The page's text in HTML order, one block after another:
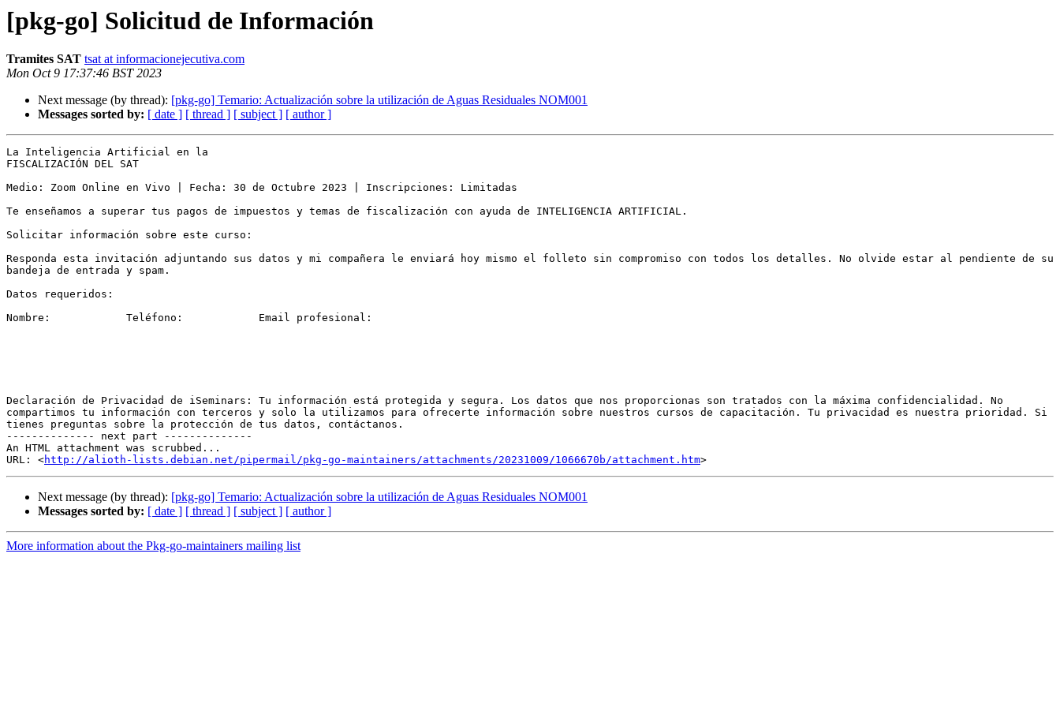
[pkg-go] Solicitud de Información
Tramites SAT tsat at informacionejecutiva.com
Mon Oct 9 17:37:46 BST 2023
Next message (by thread): [pkg-go] Temario: Actualización sobre la utilización de Aguas Residuales NOM001
Messages sorted by: [ date ] [ thread ] [ subject ] [ author ]
La Inteligencia Artificial en la
FISCALIZACIÓN DEL SAT
Medio: Zoom Online en Vivo | Fecha: 30 de Octubre 2023 | Inscripciones: Limitadas
Te enseñamos a superar tus pagos de impuestos y temas de fiscalización con ayuda de INTELIGENCIA ARTIFICIAL.
Solicitar información sobre este curso:
Responda esta invitación adjuntando sus datos y mi compañera le enviará hoy mismo el folleto sin compromiso con todos los detalles. No olvide estar al pendiente de su
bandeja de entrada y spam.
Datos requeridos:
Nombre:            Teléfono:            Email profesional:
Declaración de Privacidad de iSeminars: Tu información está protegida y segura. Los datos que nos proporcionas son tratados con la máxima confidencialidad. No
compartimos tu información con terceros y solo la utilizamos para ofrecerte información sobre nuestros cursos de capacitación. Tu privacidad es nuestra prioridad. Si
tienes preguntas sobre la protección de tus datos, contáctanos.
-------------- next part --------------
An HTML attachment was scrubbed...
URL: <http://alioth-lists.debian.net/pipermail/pkg-go-maintainers/attachments/20231009/1066670b/attachment.htm
Next message (by thread): [pkg-go] Temario: Actualización sobre la utilización de Aguas Residuales NOM001
Messages sorted by: [ date ] [ thread ] [ subject ] [ author ]
More information about the Pkg-go-maintainers mailing list